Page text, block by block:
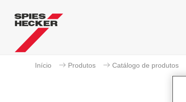
Início Produtos Catálogo de produtos